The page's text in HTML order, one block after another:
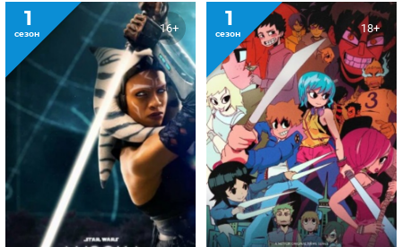
1
сезон 16+ 1
сезон 18+